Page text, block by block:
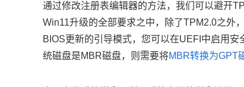
通过修改注册表编辑器的方法，我们可以避开
Win11升级的全部要求之中，除了TPM2.0之外
BIOS更新的引导模式，您可以在UEFI中启用
统磁盘是MBR磁盘，则需要将MBR转换为GPT